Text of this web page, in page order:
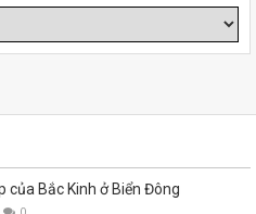
của Bắc Kinh ở Biển Đông